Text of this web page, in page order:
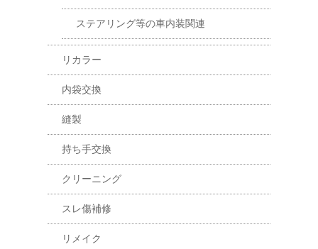
ステアリング等の車内装関連
リカラー
内袋交換
縫製
持ち手交換
クリーニング
スレ傷補修
リメイク